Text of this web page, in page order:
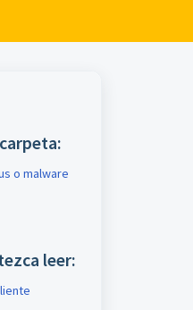
o malware
leer: